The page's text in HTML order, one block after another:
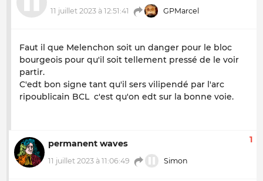
11 juillet 2023 à 12:51:41 GPMarcel
Faut il que Melenchon soit un danger pour le bloc
bourgeois pour qu'il soit tellement pressé de le voir
partir.
C'edt bon signe tant qu'il sers vilipendé par l'arc
ripoublicain BCL c'est qu'on edt sur la bonne voie.
permanent waves
11 juillet 2023 à 11:06:49 Simon
1